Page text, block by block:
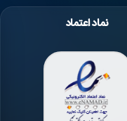
نماد اعتماد